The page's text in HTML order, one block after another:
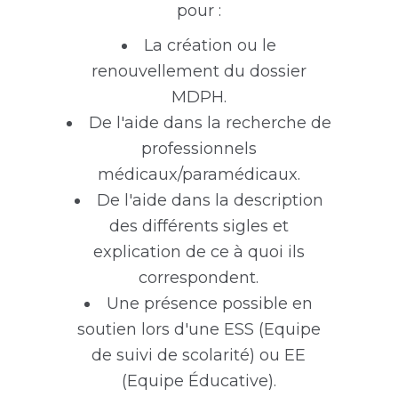
pour :
La création ou le
renouvellement du dossier
MDPH.
De l'aide dans la recherche de
professionnels
médicaux/paramédicaux.
De l'aide dans la description
des différents sigles et
explication de ce à quoi ils
correspondent.
Une présence possible en
soutien lors d'une ESS (Equipe
de suivi de scolarité) ou EE
(Equipe Éducative).